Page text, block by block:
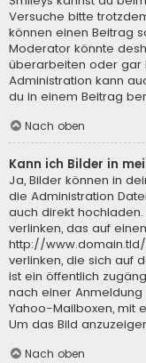
Versuche bitte
können einen Beitrag
Moderator könnte
überarbeiten oder gar
Administration kann
du in einem Beitrag
Nach oben
Kann ich Bilder in
Ja, Bilder können in
die Administration
auch direkt
verlinken, das auf
http://
verlinken, die sich auf
ist ein öffentlich
nach einer
Yahoo-Mailboxen, mit
Um das Bild
Nach oben